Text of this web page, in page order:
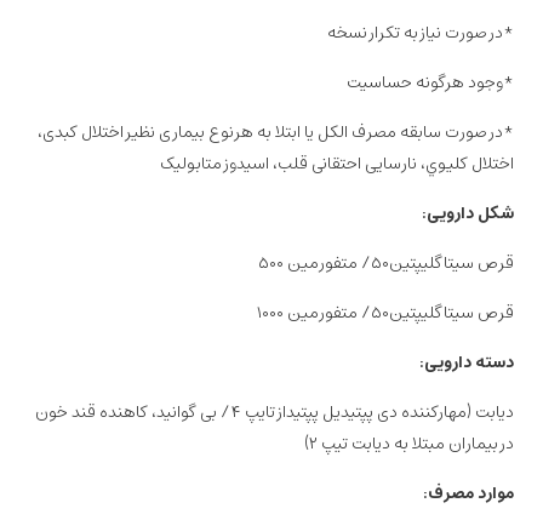
*در صورت نیاز به تکرار نسخه
*وجود هرگونه حساسیت
*در صورت سابقه مصرف الکل یا ابتلا به هرنوع بیماری نظیر اختلال کبدی،
اختلال کليوي، نارسایی احتقانی قلب، اسیدوز متابولیک
شکل دارویی:
قرص سیتاگلیپتین۵۰/ متفورمین ۵۰۰
قرص سیتاگلیپتین۵۰/ متفورمین ۱۰۰۰
دسته‌ دارویی:
دیابت (مهارکننده دی پپتیدیل پپتیداز تایپ ۴/ بی گوانید، کاهنده قند خون
در بیماران مبتلا به دیابت تیپ ۲)
موارد مصرف: